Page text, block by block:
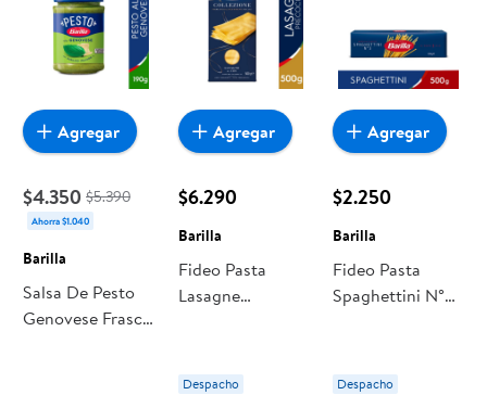
$4.350 $5.390
Ahorra $1.040
Barilla
Salsa De Pesto
Genovese Frasco
Agregar
$6.290
Barilla
Fideo Pasta
Lasagne
Barilla
Despacho
Agregar
$2.250
Barilla
Fideo Pasta
Spaghettini N°3
Despacho
Agregar